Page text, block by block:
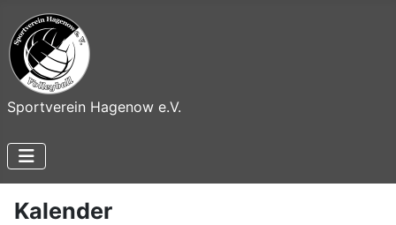
Sportverein Hagenow e.V.
Kalender